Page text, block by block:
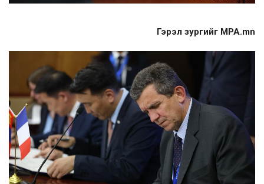
Гэрэл зургийг MPA.mn